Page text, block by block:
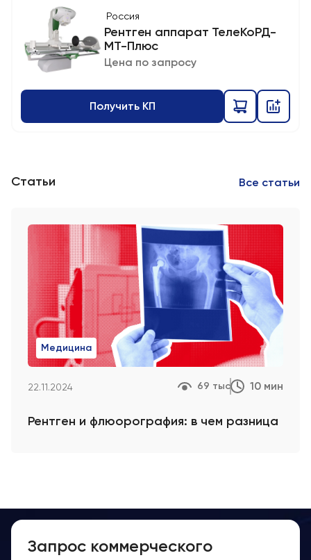
Россия
Рентген аппарат ТелеКоРД-
МТ-Плюс
Цена по запросу
Получить КП
Статьи Все статьи
Медицина
22.11.2024 69 тыс 10 мин
Рентген и флюорография: в чем разница
Запрос коммерческого